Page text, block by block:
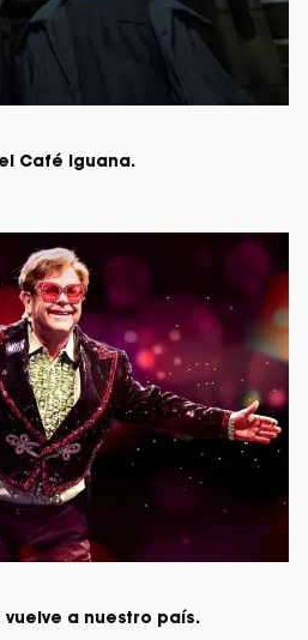
Café Iguana.
vuelve a nuestro país.